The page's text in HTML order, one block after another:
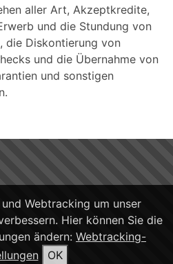
aller Art, Akzeptkredite,
und die Stundung von
die Diskontierung von
und die Übernahme von
und sonstigen
Webtracking um unser
Hier können Sie die
ändern: Webtracking-
OK